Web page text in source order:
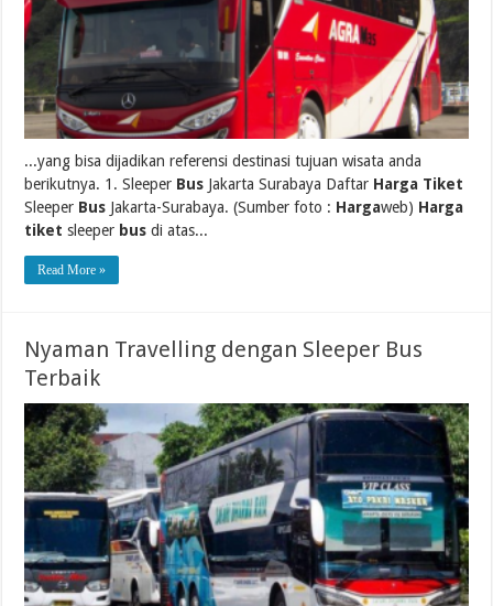
...yang bisa dijadikan referensi destinasi tujuan wisata anda
berikutnya. 1. Sleeper Bus Jakarta Surabaya Daftar Harga Tiket
Sleeper Bus Jakarta-Surabaya. (Sumber foto : Hargaweb) Harga
tiket sleeper bus di atas...
Read More »
Nyaman Travelling dengan Sleeper Bus
Terbaik